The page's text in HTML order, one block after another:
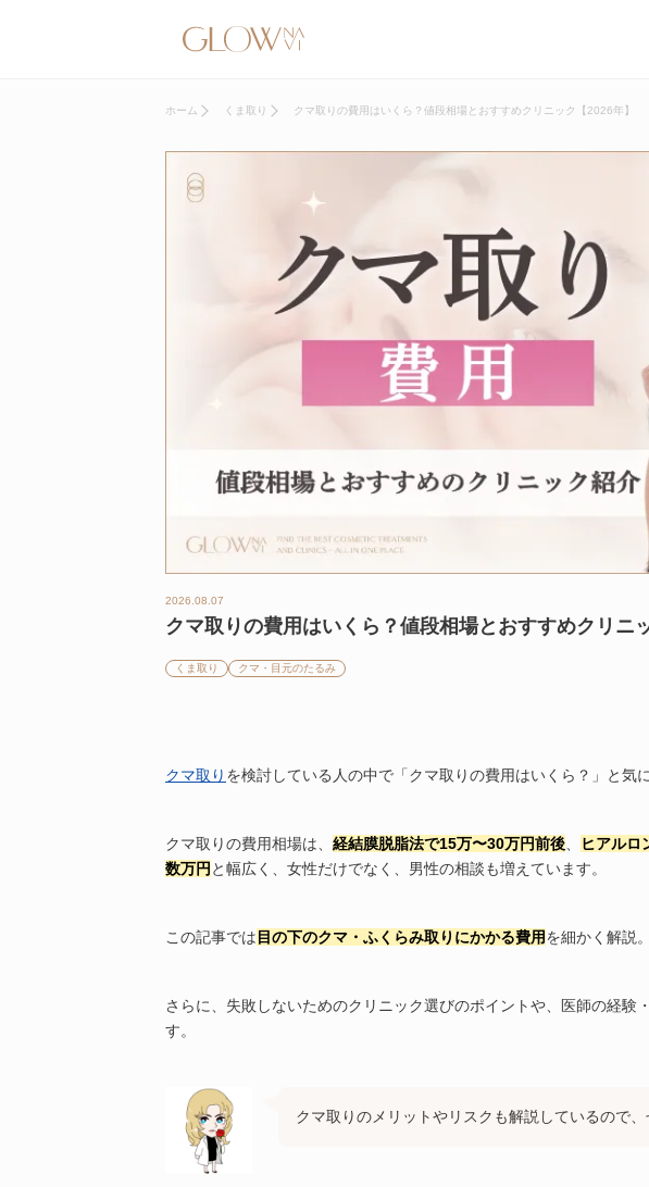
ホーム くま取り クマ取りの費用はいくら？値段相場とおすすめクリニック【2026年】
2026.08.07
クマ取りの費用はいくら？値段相場とおすすめクリニ
くま取り クマ・目元のたるみ
クマ取り を検討している人の中で「クマ取りの費用はいくら？」と気
クマ取りの費用相場は、 経結膜脱脂法で15万〜30万円前後
ヒアルロ
数万円 と幅広く、女性だけでなく、男性の相談も増えています。
この記事では 目の下のクマ・ふくらみ取りにかかる費用を細かく解説。
さらに、失敗しないためのクリニック選びのポイントや、医師の経験
す。
クマ取りのメリットやリスクも解説しているので、